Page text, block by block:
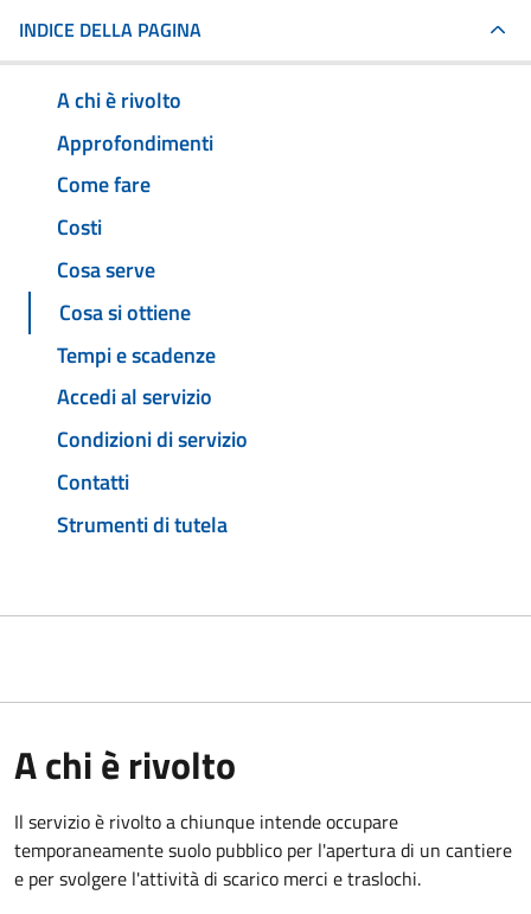
INDICE DELLA PAGINA
A chi è rivolto
Approfondimenti
Come fare
Costi
Cosa serve
Cosa si ottiene
Tempi e scadenze
Accedi al servizio
Condizioni di servizio
Contatti
Strumenti di tutela
A chi è rivolto
Il servizio è rivolto a chiunque intende occupare
temporaneamente suolo pubblico per l'apertura di un cantiere
e per svolgere l'attività di scarico merci e traslochi.